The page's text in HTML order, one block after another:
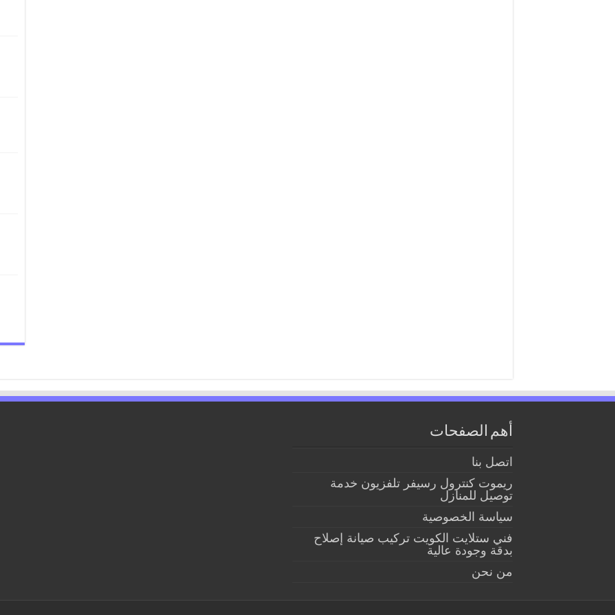
أهم الصفحات
اتصل بنا
ريموت كنترول رسيفر تلفزيون خدمة
توصيل للمنازل
سياسة الخصوصية
فني ستلايت الكويت تركيب صيانة إصلاح
بدقة وجودة عالية
من نحن